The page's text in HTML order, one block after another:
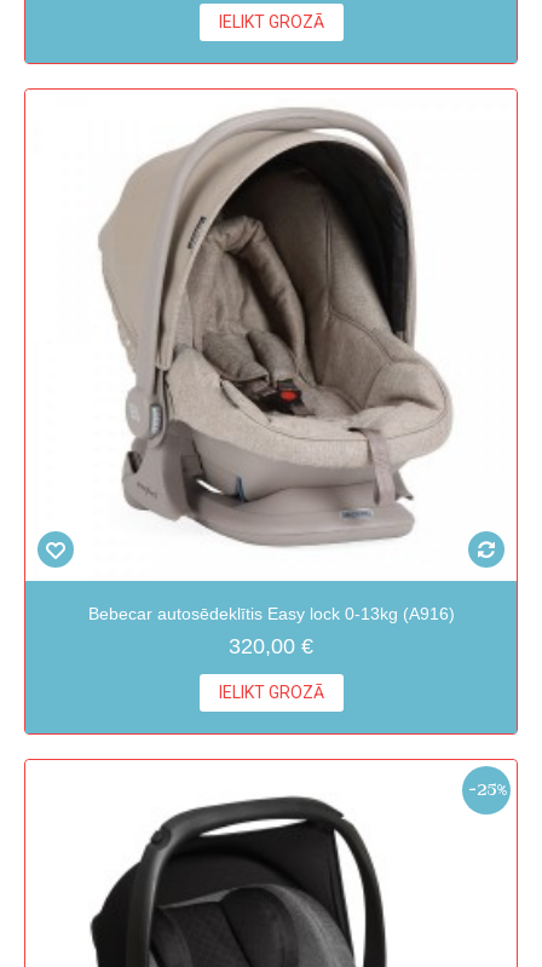
IELIKT GROZĀ
Bebecar autosēdeklītis Easy lock 0-13kg (A916)
320,00 €
IELIKT GROZĀ
-25%